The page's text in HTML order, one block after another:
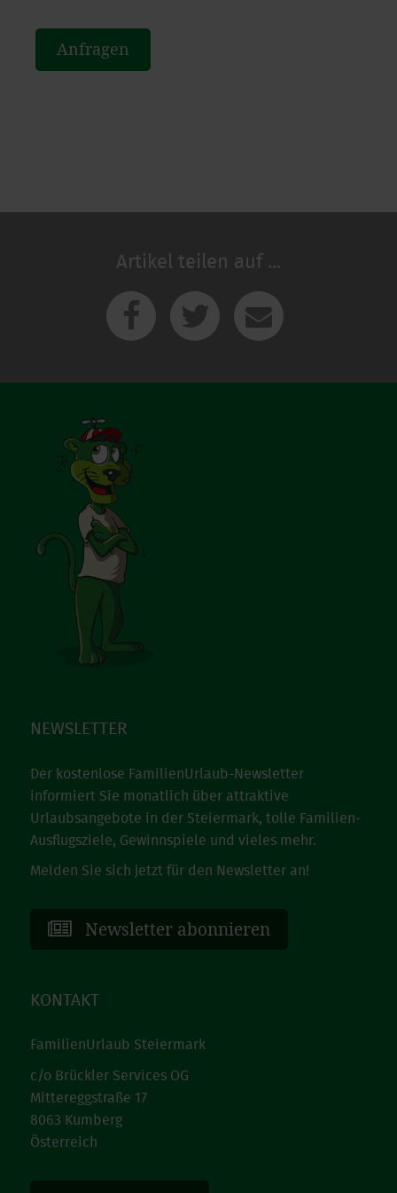
Anfragen
Artikel teilen auf ...
NEWSLETTER
Der kostenlose FamilienUrlaub-Newsletter
informiert Sie monatlich über attraktive
Urlaubsangebote in der Steiermark, tolle Familien-
Ausflugsziele, Gewinnspiele und vieles mehr.
Melden Sie sich jetzt für den Newsletter an!
Newsletter abonnieren
KONTAKT
FamilienUrlaub Steiermark
c/o Brückler Services OG
Mittereggstraße 17
8063 Kumberg
Österreich